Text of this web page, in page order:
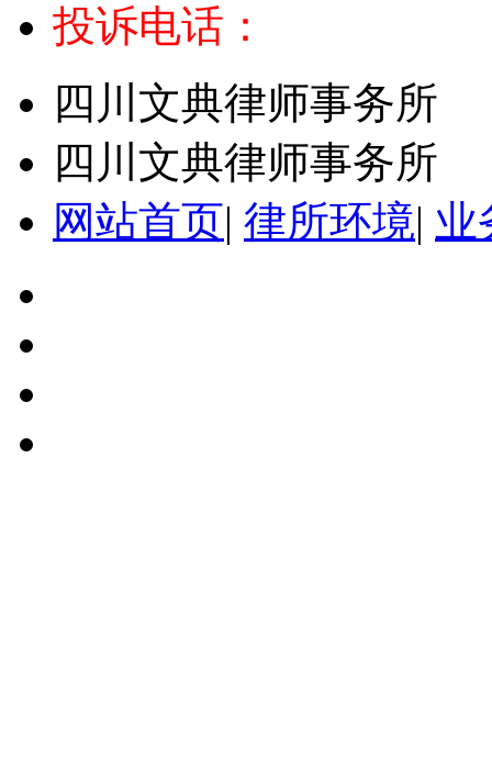
投诉电话：
四川文典律师事务所
四川文典律师事务所
网站首页| 律所环境| 业